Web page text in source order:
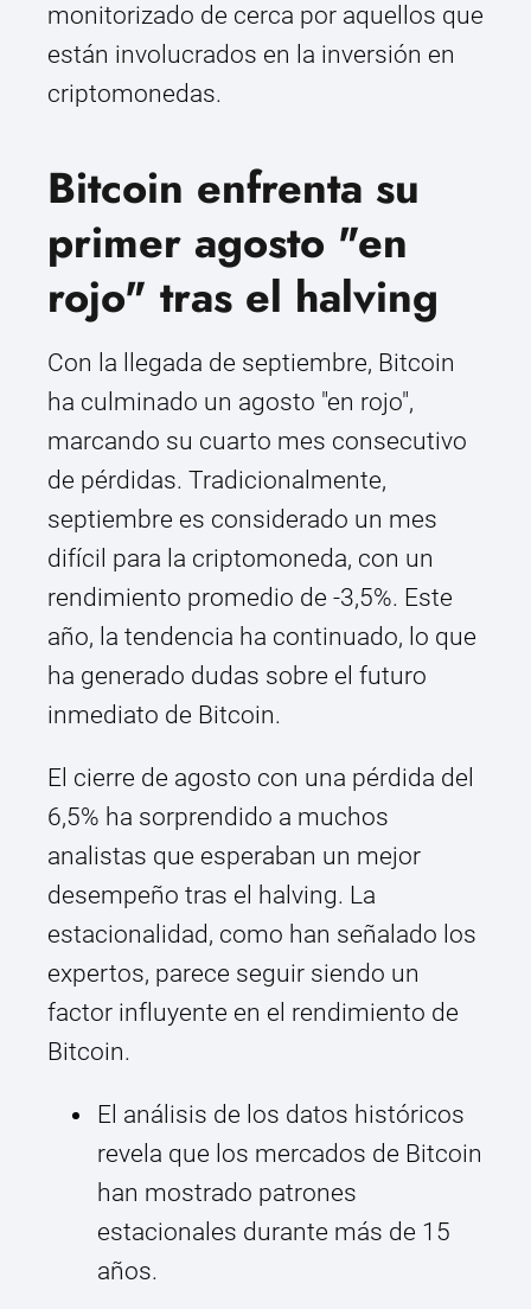
monitorizado de cerca por aquellos que
están involucrados en la inversión en
criptomonedas.
Bitcoin enfrenta su
primer agosto "en
rojo" tras el halving
Con la llegada de septiembre, Bitcoin
ha culminado un agosto "en rojo",
marcando su cuarto mes consecutivo
de pérdidas. Tradicionalmente,
septiembre es considerado un mes
difícil para la criptomoneda, con un
rendimiento promedio de -3,5%. Este
año, la tendencia ha continuado, lo que
ha generado dudas sobre el futuro
inmediato de Bitcoin.
El cierre de agosto con una pérdida del
6,5% ha sorprendido a muchos
analistas que esperaban un mejor
desempeño tras el halving. La
estacionalidad, como han señalado los
expertos, parece seguir siendo un
factor influyente en el rendimiento de
Bitcoin.
El análisis de los datos históricos
revela que los mercados de Bitcoin
han mostrado patrones
estacionales durante más de 15
años.